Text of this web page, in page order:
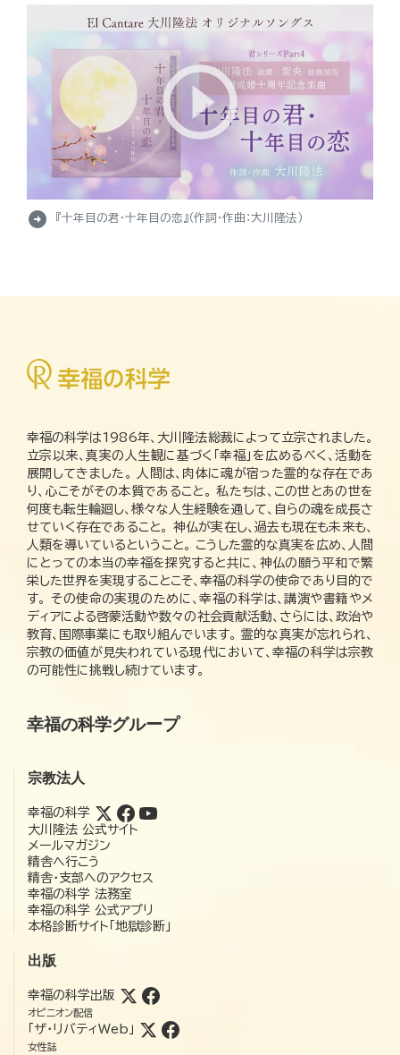
arrow_circle_right 『十年目の君・十年目の恋』（作詞・作曲：大川隆法）
幸福の科学は1986年、大川隆法総裁によって立宗されました。
立宗以来、真実の人生観に基づく「幸福」を広めるべく、活動を
展開してきました。 人間は、肉体に魂が宿った霊的な存在であ
り、心こそがその本質であること。 私たちは、この世とあの世を
何度も転生輪廻し、様々な人生経験を通して、自らの魂を成長さ
せていく存在であること。 神仏が実在し、過去も現在も未来も、
人類を導いているということ。 こうした霊的な真実を広め、人間
にとっての本当の幸福を探究すると共に、神仏の願う平和で繁
栄した世界を実現することこそ、幸福の科学の使命であり目的で
す。 その使命の実現のために、幸福の科学は、講演や書籍やメ
ディアによる啓蒙活動や数々の社会貢献活動、さらには、政治や
教育、国際事業にも取り組んでいます。 霊的な真実が忘れられ、
宗教の価値が見失われている現代において、幸福の科学は宗教
の可能性に挑戦し続けています。
幸福の科学グループ
宗教法人
幸福の科学
大川隆法 公式サイト
メールマガジン
精舎へ行こう
精舎・支部へのアクセス
幸福の科学 法務室
幸福の科学 公式アプリ
本格診断サイト「地獄診断」
出版
幸福の科学出版
オピニオン配信
「ザ・リバティWeb」
女性誌